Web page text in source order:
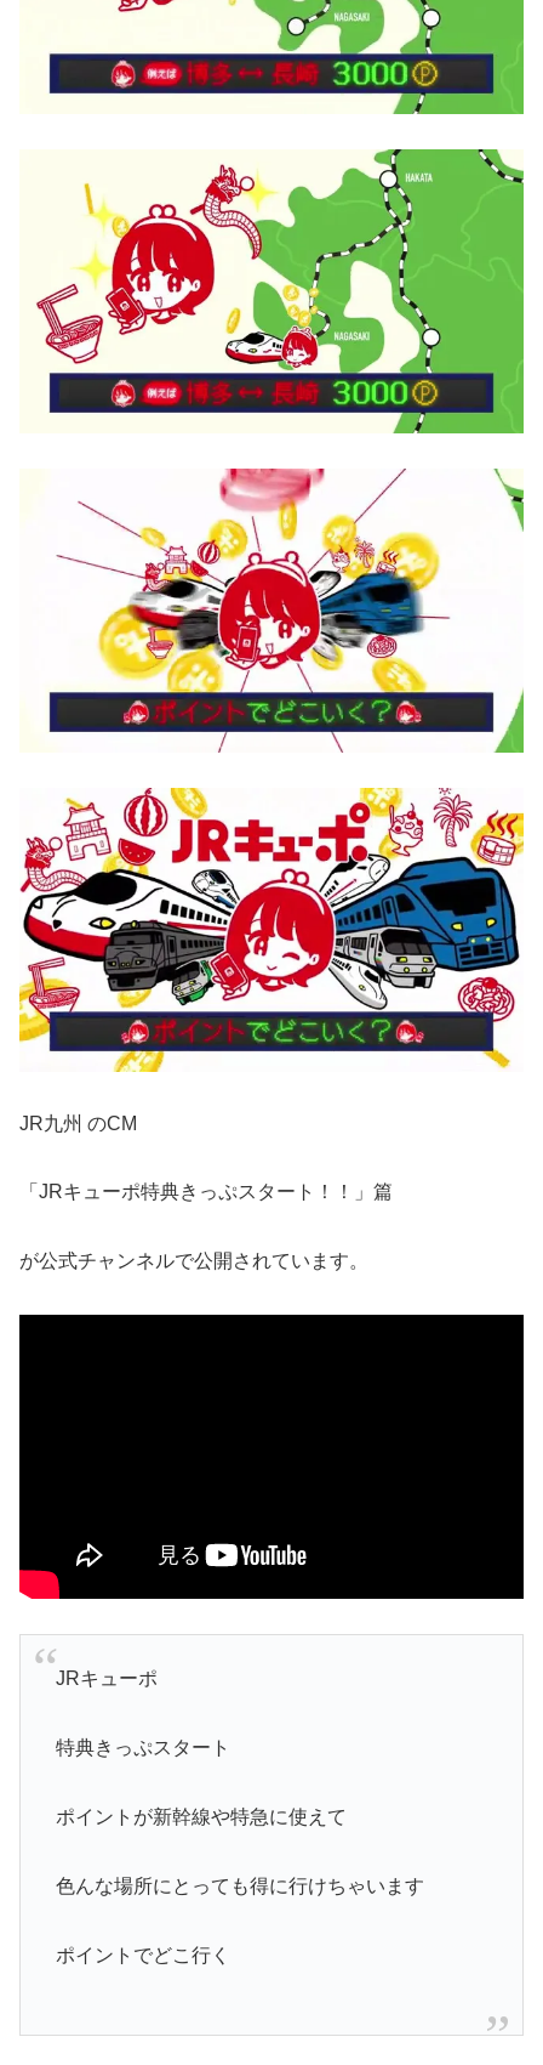
JR九州 のCM
「JRキューポ特典きっぷスタート！！」篇
が公式チャンネルで公開されています。
JRキューポ
特典きっぷスタート
ポイントが新幹線や特急に使えて
色んな場所にとっても得に行けちゃいます
ポイントでどこ行く